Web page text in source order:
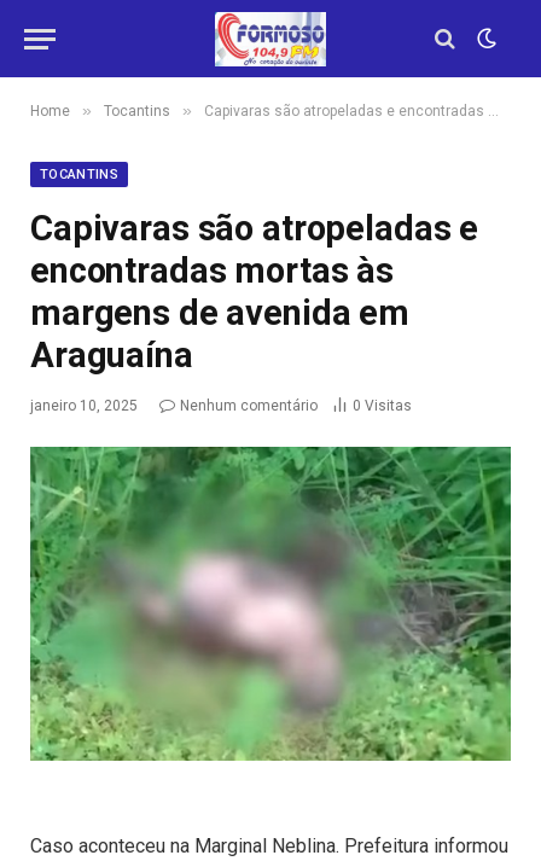
Home » Tocantins » Capivaras são atropeladas e encontradas mortas às margens de avenida em Araguaína
TOCANTINS
Capivaras são atropeladas e
encontradas mortas às
margens de avenida em
Araguaína
janeiro 10, 2025 Nenhum comentário 0 Visitas
Caso aconteceu na Marginal Neblina. Prefeitura informou